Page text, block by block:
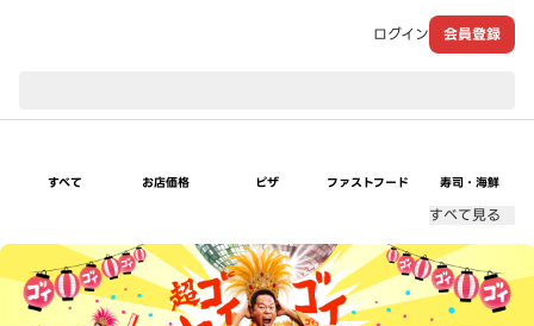
ログイン 会員登録
すべて お店価格 ピザ ファストフード 寿司・海鮮
すべて見る
超ゴイゴイヤスー夏祭